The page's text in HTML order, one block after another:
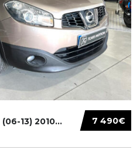
7 490€
(06-13) 2010...